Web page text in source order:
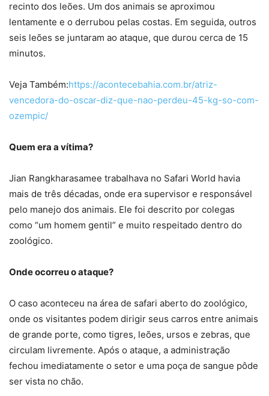
recinto dos leões. Um dos animais se aproximou
lentamente e o derrubou pelas costas. Em seguida, outros
seis leões se juntaram ao ataque, que durou cerca de 15
minutos.
Veja Também:https://acontecebahia.com.br/atriz-
vencedora-do-oscar-diz-que-nao-perdeu-45-kg-so-com-
ozempic/
Quem era a vítima?
Jian Rangkharasamee trabalhava no Safari World havia
mais de três décadas, onde era supervisor e responsável
pelo manejo dos animais. Ele foi descrito por colegas
como “um homem gentil” e muito respeitado dentro do
zoológico.
Onde ocorreu o ataque?
O caso aconteceu na área de safari aberto do zoológico,
onde os visitantes podem dirigir seus carros entre animais
de grande porte, como tigres, leões, ursos e zebras, que
circulam livremente. Após o ataque, a administração
fechou imediatamente o setor e uma poça de sangue pôde
ser vista no chão.